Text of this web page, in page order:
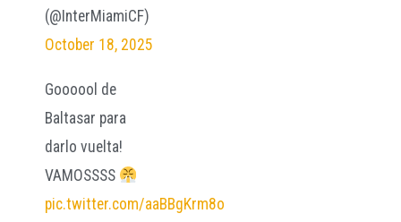
(@InterMiamiCF)
October 18, 2025
Goooool de
Baltasar para
darlo vuelta!
VAMOSSSS
pic.twitter.com/aaBBgKrm8o